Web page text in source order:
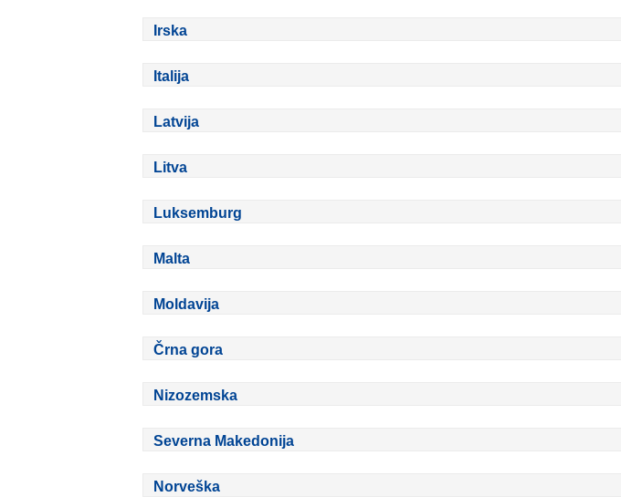
Irska
Italija
Latvija
Litva
Luksemburg
Malta
Moldavija
Črna gora
Nizozemska
Severna Makedonija
Norveška